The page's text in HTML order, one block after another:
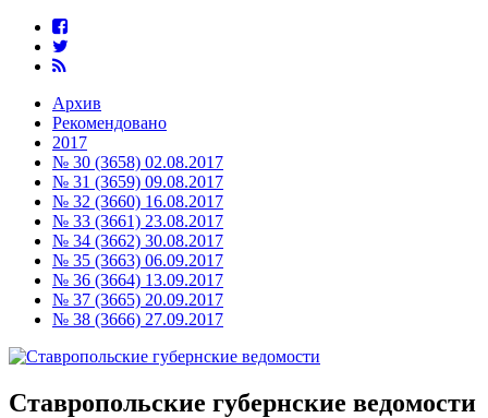
Архив
Рекомендовано
2017
№ 30 (3658) 02.08.2017
№ 31 (3659) 09.08.2017
№ 32 (3660) 16.08.2017
№ 33 (3661) 23.08.2017
№ 34 (3662) 30.08.2017
№ 35 (3663) 06.09.2017
№ 36 (3664) 13.09.2017
№ 37 (3665) 20.09.2017
№ 38 (3666) 27.09.2017
Ставропольские губернские ведомости